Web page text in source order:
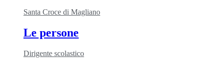
Santa Croce di Magliano
Le persone
Dirigente scolastico